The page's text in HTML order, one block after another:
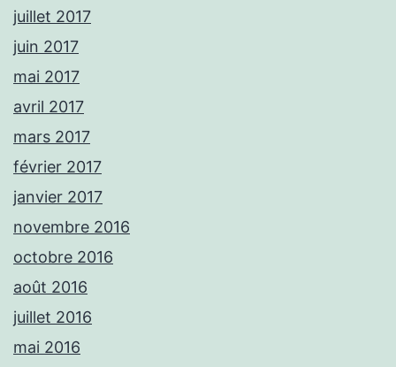
juillet 2017
juin 2017
mai 2017
avril 2017
mars 2017
février 2017
janvier 2017
novembre 2016
octobre 2016
août 2016
juillet 2016
mai 2016